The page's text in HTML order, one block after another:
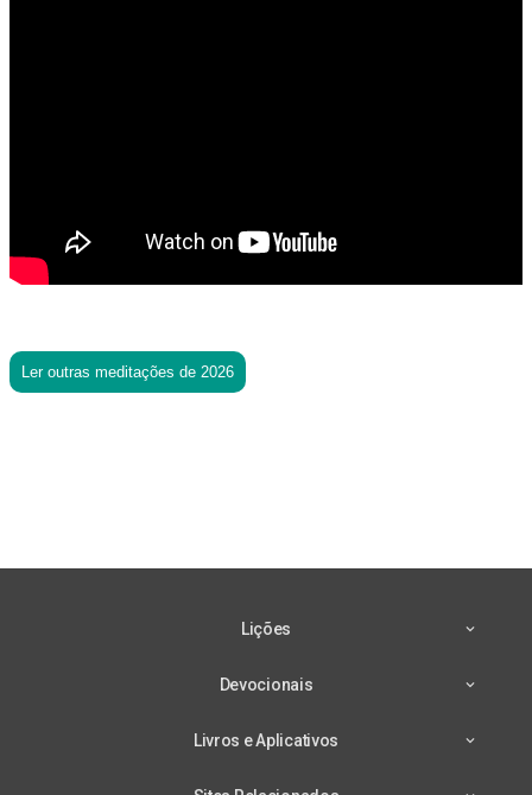
Ler outras meditações de 2026
Lições
Devocionais
Livros e Aplicativos